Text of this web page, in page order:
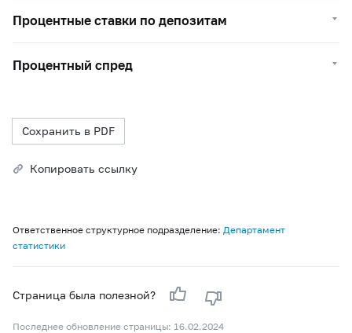
Процентные ставки по депозитам
Процентный спред
Сохранить в PDF
Копировать ссылку
Ответственное структурное подразделение: Департамент
статистики
Страница была полезной?
Последнее обновление страницы: 16.02.2024